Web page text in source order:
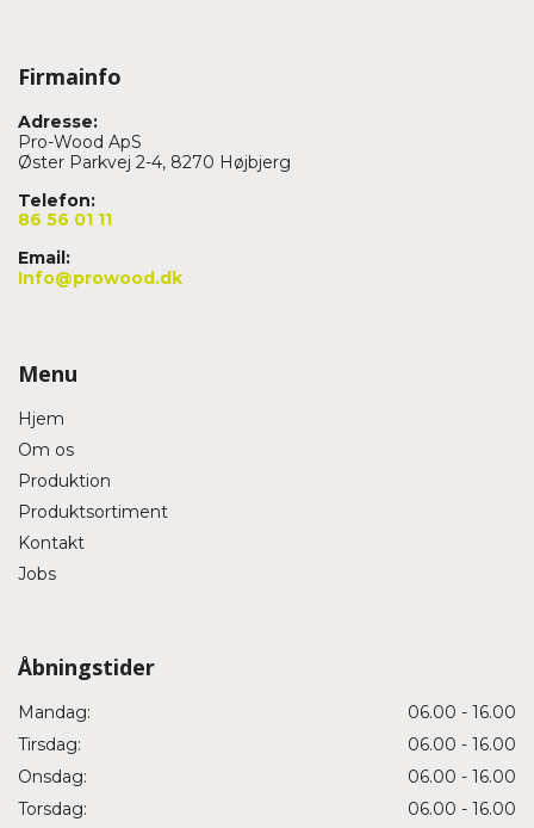
Firmainfo
Adresse:
Pro-Wood ApS
Øster Parkvej 2-4, 8270 Højbjerg
Telefon:
86 56 01 11
Email:
Info@prowood.dk
Menu
Hjem
Om os
Produktion
Produktsortiment
Kontakt
Jobs
Åbningstider
Mandag:
06.00 - 16.00
Tirsdag:
06.00 - 16.00
Onsdag:
06.00 - 16.00
Torsdag:
06.00 - 16.00